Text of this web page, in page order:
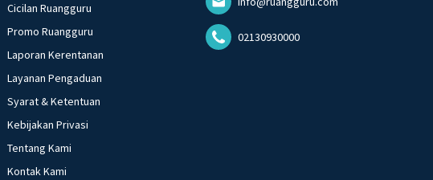
Cicilan Ruangguru
Promo Ruangguru
Laporan Kerentanan
Layanan Pengaduan
Syarat & Ketentuan
Kebijakan Privasi
Tentang Kami
Kontak Kami
02130930000